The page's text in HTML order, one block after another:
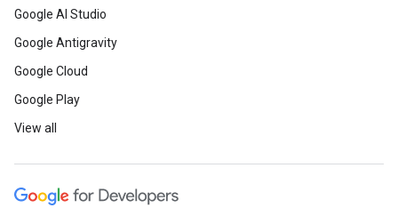
Google AI Studio
Google Antigravity
Google Cloud
Google Play
View all